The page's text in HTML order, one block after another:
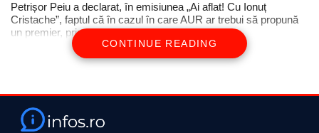
Petrișor Peiu a declarat, în emisiunea „Ai aflat! Cu Ionuț
Cristache”, faptul că în cazul în care AUR ar trebui să propună
un premier, prima alegere ar fi George Simion.
CONTINUE READING